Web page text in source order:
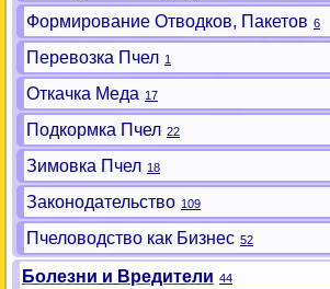
Формирование Отводков, Пакетов 6
Перевозка Пчел 1
Откачка Меда 17
Подкормка Пчел 22
Зимовка Пчел 18
Законодательство 109
Пчеловодство как Бизнес 52
Болезни и Вредители 44